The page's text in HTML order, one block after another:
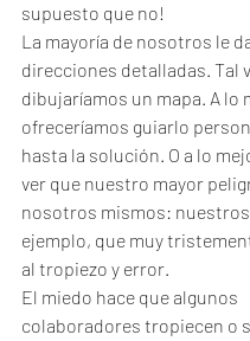
supuesto que no!
La mayoría de nosotros le
direcciones detalladas. Tal
dibujaríamos un mapa. A lo
ofreceríamos guiarlo
hasta la solución. O a lo
ver que nuestro mayor
nosotros mismos:
ejemplo, que muy
al tropiezo y error.
El miedo hace que algunos
colaboradores tropiecen o